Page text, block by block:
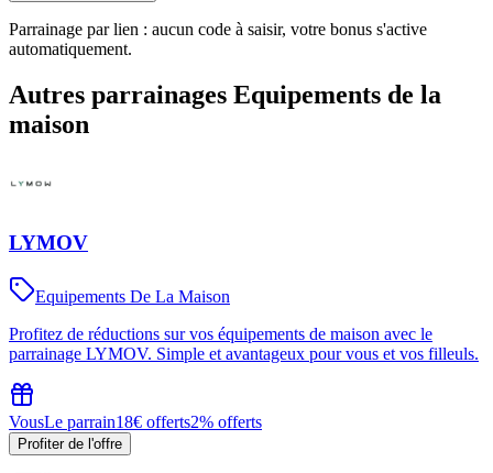
Parrainage par lien : aucun code à saisir, votre bonus s'active
automatiquement.
Autres parrainages Equipements de la
maison
LYMOV
Equipements De La Maison
Profitez de réductions sur vos équipements de maison avec le
parrainage LYMOV. Simple et avantageux pour vous et vos filleuls.
VousLe parrain18€ offerts2% offerts
Profiter de l'offre